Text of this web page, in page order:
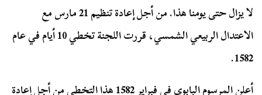
لا يزال حتى يومنا هذا. من أجل إعادة تنظيم 21 مارس مع
الاعتدال الربيعي الشمسي، قررت اللجنة تخطي 10 أيام في عام
1582.
أعلن المرسوم البابوي في فبراير 1582 هذا التخطي من أجل إعادة